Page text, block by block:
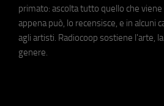
primato: ascolta tutto quello che
appena può, lo recensisce, e in alcuni
agli artisti. Radiocoop sostiene l'arte,
genere.